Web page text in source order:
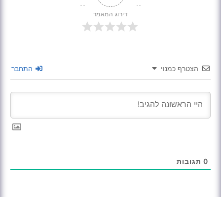
דירוג המאמר
הצטרף כמנוי התחבר
0 תגובות